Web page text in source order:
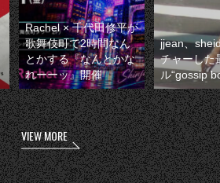
Rachel × 千代田修平が
歌舞伎町で2時間なん
とかする『なんとかな
れーーッ』開催
jjean、
チャーした
ル“gossip
VIEW MORE